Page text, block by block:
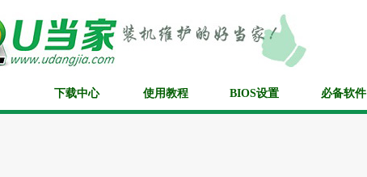
下载中心 使用教程 BIOS设置 必备软件